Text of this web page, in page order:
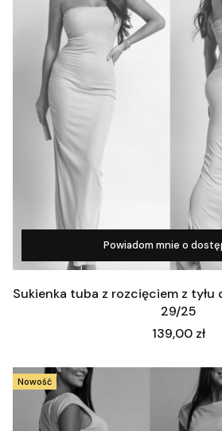
Zobacz
Powiadom mnie o
Sukienka tuba z rozcięciem z tyłu
29/25
Cena
139,00 zł
Nowość